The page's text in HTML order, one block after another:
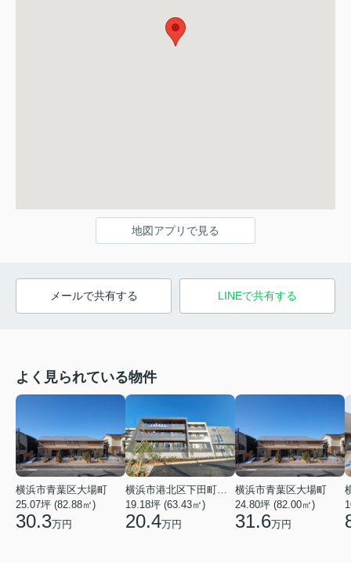
地図アプリで見る
メールで共有する LINEで共有する
よく見られている物件
横浜市青葉区大場町
25.07坪 (82.88㎡)
30.3万円
19.18坪 (63.43㎡)
20.4万円
横浜市青葉区大場町
24.80坪 (82.00㎡)
31.6万円